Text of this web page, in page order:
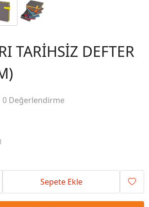
TARİHSİZ DEFTER
0 Değerlendirme
Sepete Ekle